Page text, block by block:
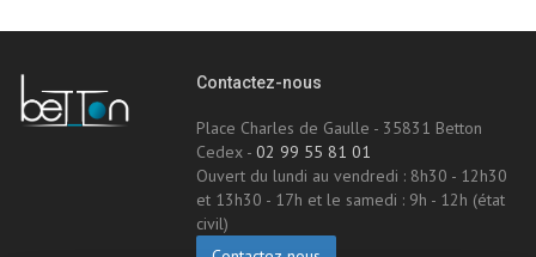
Contactez-nous
Place Charles de Gaulle - 35831 Betton
Cedex -02 99 55 81 01
Ouvert du lundi au vendredi : 8h30 - 12h30
et 13h30 - 17h et le samedi : 9h - 12h (état
civil)